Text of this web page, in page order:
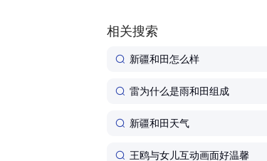
相关搜索
新疆和田怎么样
雷为什么是雨和田组成
新疆和田天气
王鸥与女儿互动画面好温馨